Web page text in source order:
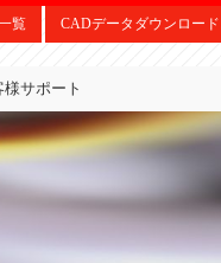
覧 CADデータダウンロー
様サポート